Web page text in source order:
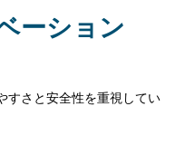
ーション
すさと安全性を重視してい